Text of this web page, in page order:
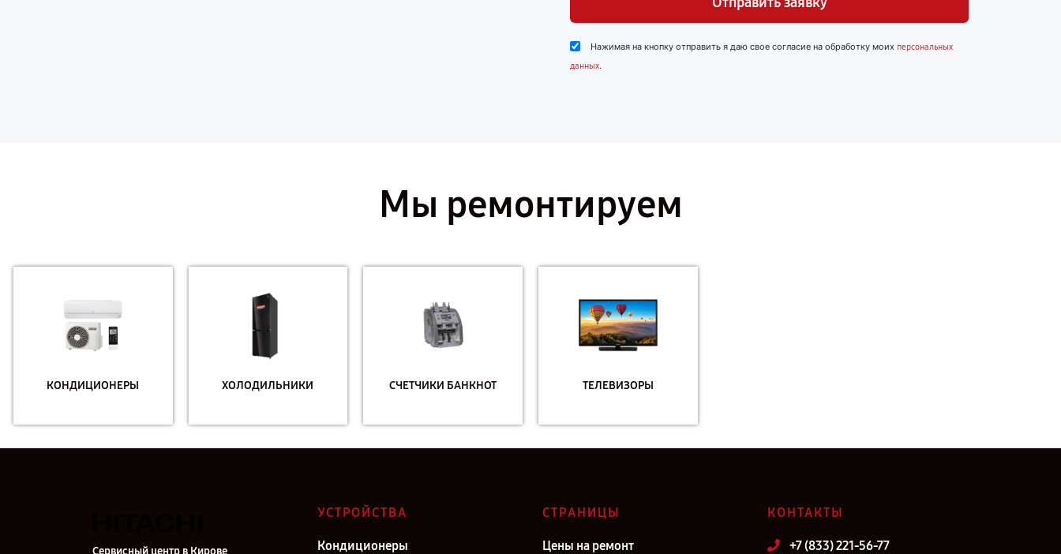
Нажимая на кнопку отправить я даю свое согласие на обработку моих персональных
данных.
Мы ремонтируем
КОНДИЦИОНЕРЫ ХОЛОДИЛЬНИКИ СЧЕТЧИКИ БАНКНОТ ТЕЛЕВИЗОРЫ
Сервисный центр в Кирове
УСТРОЙСТВА
Кондиционеры
СТРАНИЦЫ
Цены на ремонт
КОНТАКТЫ
+7 (833) 221-56-77